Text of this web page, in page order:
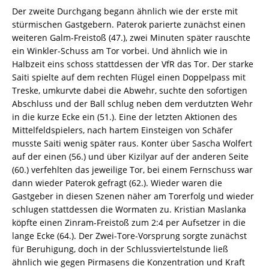
Der zweite Durchgang begann ähnlich wie der erste mit
stürmischen Gastgebern. Paterok parierte zunächst einen
weiteren Galm-Freistoß (47.), zwei Minuten später rauschte
ein Winkler-Schuss am Tor vorbei. Und ähnlich wie in
Halbzeit eins schoss stattdessen der VfR das Tor. Der starke
Saiti spielte auf dem rechten Flügel einen Doppelpass mit
Treske, umkurvte dabei die Abwehr, suchte den sofortigen
Abschluss und der Ball schlug neben dem verdutzten Wehr
in die kurze Ecke ein (51.). Eine der letzten Aktionen des
Mittelfeldspielers, nach hartem Einsteigen von Schäfer
musste Saiti wenig später raus. Konter über Sascha Wolfert
auf der einen (56.) und über Kizilyar auf der anderen Seite
(60.) verfehlten das jeweilige Tor, bei einem Fernschuss war
dann wieder Paterok gefragt (62.). Wieder waren die
Gastgeber in diesen Szenen näher am Torerfolg und wieder
schlugen stattdessen die Wormaten zu. Kristian Maslanka
köpfte einen Zinram-Freistoß zum 2:4 per Aufsetzer in die
lange Ecke (64.). Der Zwei-Tore-Vorsprung sorgte zunächst
für Beruhigung, doch in der Schlussviertelstunde ließ
ähnlich wie gegen Pirmasens die Konzentration und Kraft